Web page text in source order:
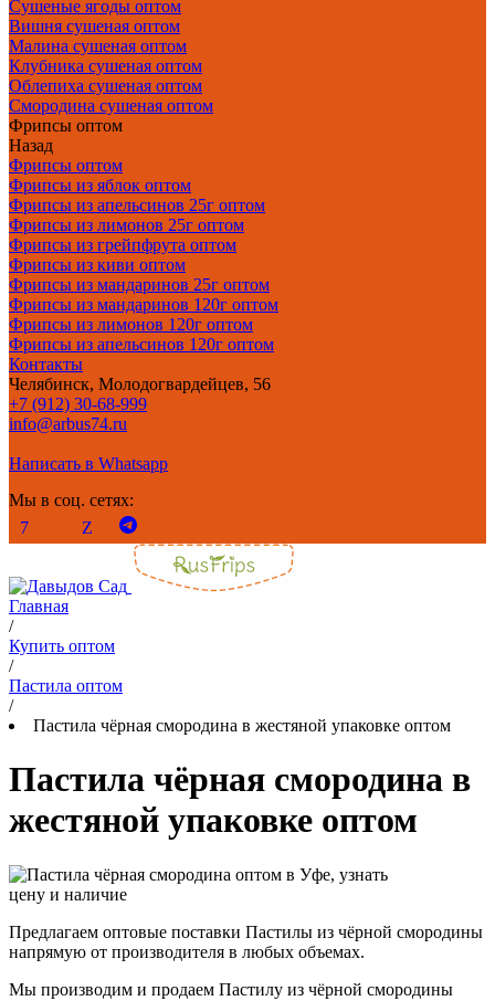
Сушеные ягоды оптом
Вишня сушеная оптом
Малина сушеная оптом
Клубника сушеная оптом
Облепиха сушеная оптом
Смородина сушеная оптом
Фрипсы оптом
Назад
Фрипсы оптом
Фрипсы из яблок оптом
Фрипсы из апельсинов 25г оптом
Фрипсы из лимонов 25г оптом
Фрипсы из грейпфрута оптом
Фрипсы из киви оптом
Фрипсы из мандаринов 25г оптом
Фрипсы из мандаринов 120г оптом
Фрипсы из лимонов 120г оптом
Фрипсы из апельсинов 120г оптом
Контакты
Челябинск, Молодогвардейцев, 56
+7 (912) 30-68-999
info@arbus74.ru
Написать в Whatsapp
Мы в соц. сетях:
Главная
/
Купить оптом
/
Пастила оптом
/
Пастила чёрная смородина в жестяной упаковке оптом
Пастила чёрная смородина в
жестяной упаковке оптом
Предлагаем оптовые поставки Пастилы из чёрной смородины
напрямую от производителя в любых объемах.
Мы производим и продаем Пастилу из чёрной смородины